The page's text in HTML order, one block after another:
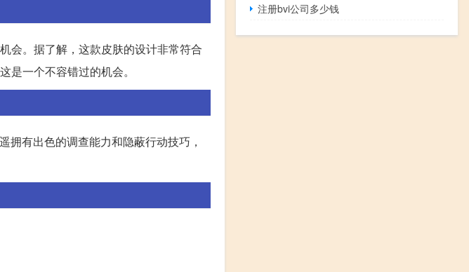
会。据了解，这款皮肤的设计非常符合
一个不容错过的机会。
有出色的调查能力和隐蔽行动技巧，
注册bvi公司多少钱